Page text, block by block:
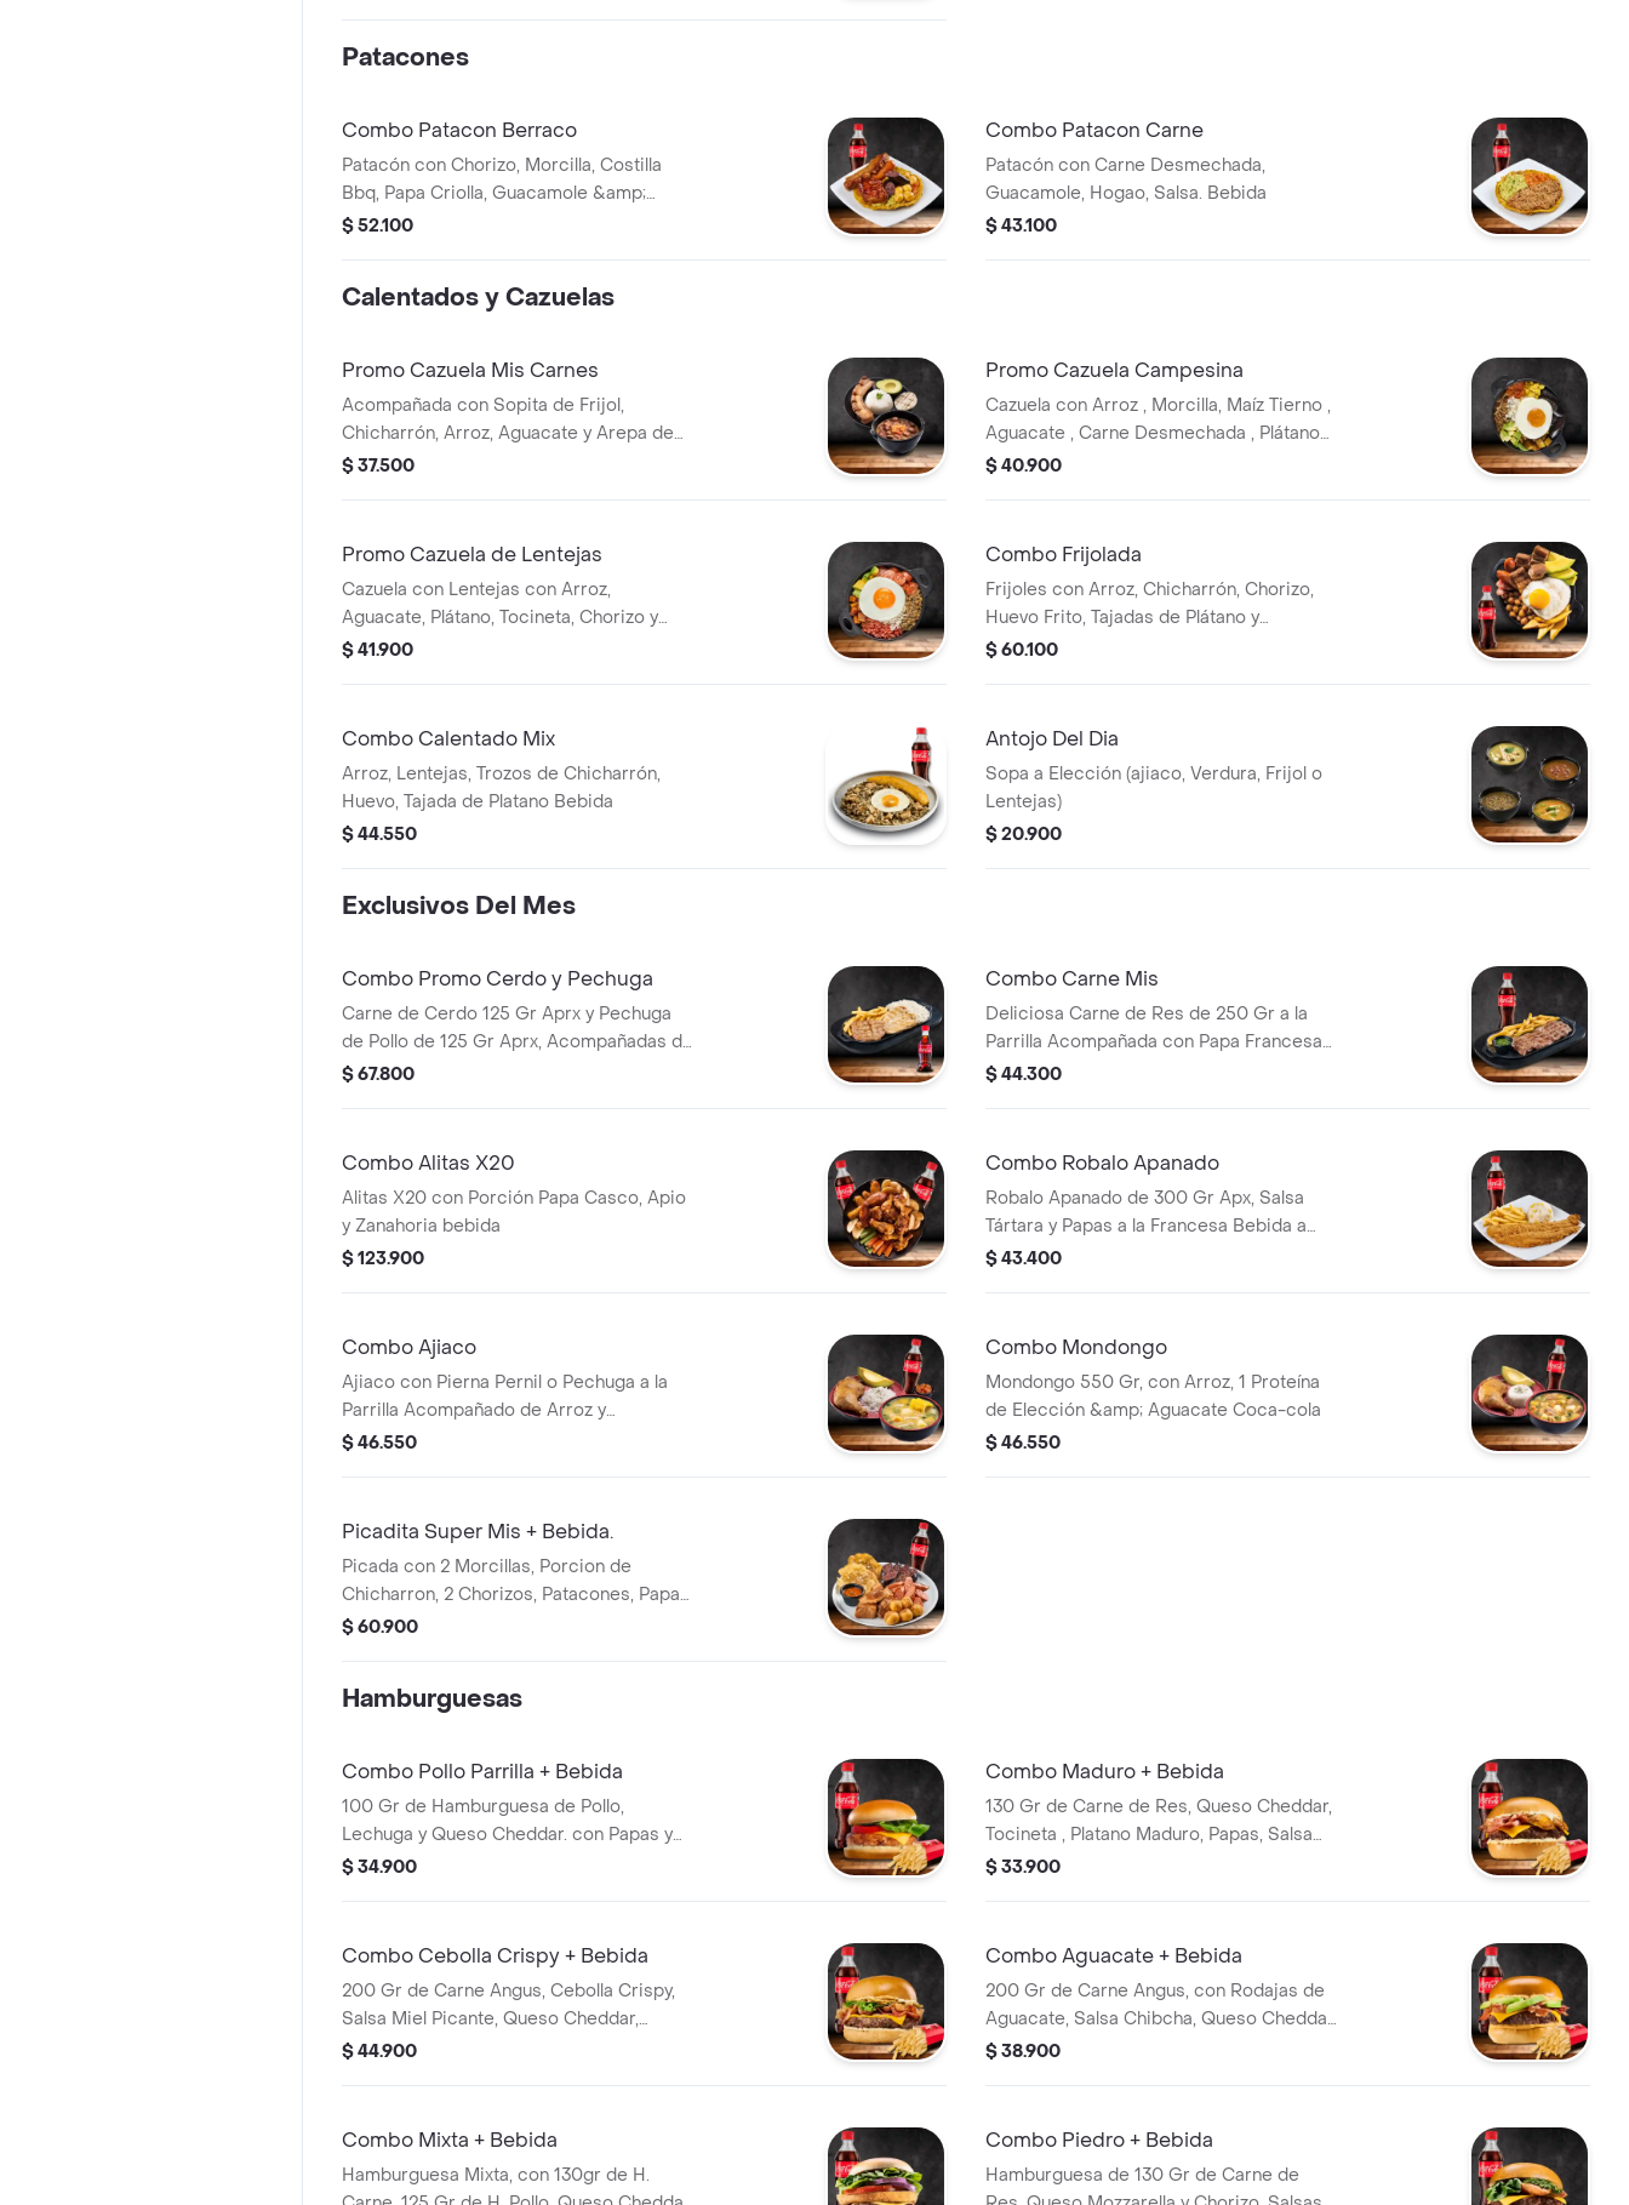
Patacones
Combo Patacon Berraco
Patacón con Chorizo, Morcilla, Costilla
Bbq, Papa Criolla, Guacamole &amp;
Hogao Bebida
$ 52.100
Combo Patacon Carne
Patacón con Carne Desmechada,
Guacamole, Hogao, Salsa. Bebida
$ 43.100
Calentados y Cazuelas
Promo Cazuela Mis Carnes
Acompañada con Sopita de Frijol,
Chicharrón, Arroz, Aguacate y Arepa de
Pincho.
$ 37.500
Promo Cazuela Campesina
Cazuela con Arroz , Morcilla, Maíz Tierno ,
Aguacate , Carne Desmechada , Plátano
Maduro y Huevo.
$ 40.900
Promo Cazuela de Lentejas
Cazuela con Lentejas con Arroz,
Aguacate, Plátano, Tocineta, Chorizo y
Huevo.
$ 41.900
Combo Frijolada
Frijoles con Arroz, Chicharrón, Chorizo,
Huevo Frito, Tajadas de Plátano y
Aguacate Bebida
$ 60.100
Combo Calentado Mix
Arroz, Lentejas, Trozos de Chicharrón,
Huevo, Tajada de Platano Bebida
$ 44.550
Antojo Del Dia
Sopa a Elección (ajiaco, Verdura, Frijol o
Lentejas)
$ 20.900
Exclusivos Del Mes
Combo Promo Cerdo y Pechuga
Carne de Cerdo 125 Gr Aprx y Pechuga
de Pollo de 125 Gr Aprx, Acompañadas de
Papas Fritas y Una Porción de Arroz
$ 67.800
Combo Carne Mis
Deliciosa Carne de Res de 250 Gr a la
Parrilla Acompañada con Papa Francesa
Bebida
$ 44.300
Combo Alitas X20
Alitas X20 con Porción Papa Casco, Apio
y Zanahoria bebida
$ 123.900
Combo Robalo Apanado
Robalo Apanado de 300 Gr Apx, Salsa
Tártara y Papas a la Francesa Bebida a
Elección
$ 43.400
Combo Ajiaco
Ajiaco con Pierna Pernil o Pechuga a la
Parrilla Acompañado de Arroz y
Aguacate. Cocacola
$ 46.550
Combo Mondongo
Mondongo 550 Gr, con Arroz, 1 Proteína
de Elección &amp; Aguacate Coca-cola
$ 46.550
Picadita Super Mis + Bebida.
Picada con 2 Morcillas, Porcion de
Chicharron, 2 Chorizos, Patacones, Papas
Criollas y Hogao Bebida
$ 60.900
Hamburguesas
Combo Pollo Parrilla + Bebida
100 Gr de Hamburguesa de Pollo,
Lechuga y Queso Cheddar. con Papas y
Bebida
$ 34.900
Combo Maduro + Bebida
130 Gr de Carne de Res, Queso Cheddar,
Tocineta , Platano Maduro, Papas, Salsa
de la Casa y Bebida
$ 33.900
Combo Cebolla Crispy + Bebida
200 Gr de Carne Angus, Cebolla Crispy,
Salsa Miel Picante, Queso Cheddar,
Lechuga, Tocineta y Salsa de la Casa con
$ 44.900
Combo Aguacate + Bebida
200 Gr de Carne Angus, con Rodajas de
Aguacate, Salsa Chibcha, Queso Cheddar,
Tocineta Crocante, Papas y Bebida
$ 38.900
Combo Mixta + Bebida
Hamburguesa Mixta, con 130gr de H.
Combo Piedro + Bebida
Hamburguesa de 130 Gr de Carne de